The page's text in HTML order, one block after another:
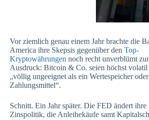
Vor ziemlich genau einem Jahr brachte die
America ihre Skepsis gegenüber den Top-
Kryptowährungen noch recht unverblümt
Ausdruck: Bitcoin & Co. seien höchst volatil
„völlig ungeeignet als ein Wertespeicher
Zahlungsmittel“.
Schnitt. Ein Jahr später. Die FED ändert ihre
Zinspolitik, die Anleihekäufe samt